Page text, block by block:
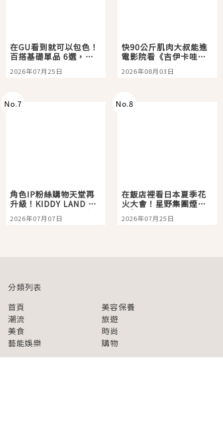
在GU看到就可以包色！
百搭基礎單品 6選，閉
眼全收也不心疼
2026年07月25日
快90公斤肌肉大叔能進
電影院看《吉伊卡哇》
嗎？日本重金屬樂團
「打首」會長與nagano
2026年08月03日
No.7
角色IP粉絲購物天堂再
升級！KIDDY LAND 原
宿店吉伊卡哇迎客，新
開幕 OMOKADO 店3分
2026年07月07日
No.8
在飯店裡看日本夏季花
火大會！星野集團煙火
景觀飯店6選，讓你不用
人擠人悠閒欣賞
2026年07月25日
分類列表
首頁
美容保養
潮流
旅遊
美食
時尚
藝能娛樂
購物